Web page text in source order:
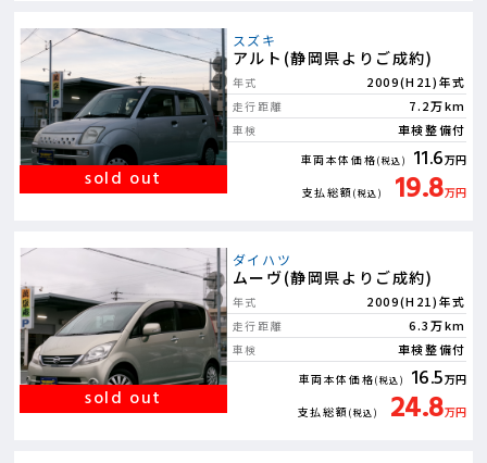
スズキ
アルト(静岡県よりご成約)
年式 2009(H21)年式
走行距離 7.2万km
車検 車検整備付
車両本体価格(税込) 11.6万円
支払総額(税込) 19.8万円
ダイハツ
ムーヴ(静岡県よりご成約)
年式 2009(H21)年式
走行距離 6.3万km
車検 車検整備付
車両本体価格(税込) 16.5万円
支払総額(税込) 24.8万円